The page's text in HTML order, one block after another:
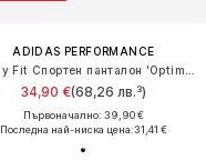
ADIDAS PERFORMANCE
34,90 €(68,26 лв.³)
Първоначално: 39,90 €
Последна най-ниска цена:31,41 €